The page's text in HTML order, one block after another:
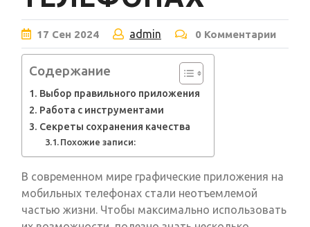
17 Сен 2024 admin 0 Комментарии
Содержание
Выбор правильного приложения
Работа с инструментами
Секреты сохранения качества
Похожие записи:
В современном мире графические приложения на
мобильных телефонах стали неотъемлемой
частью жизни. Чтобы максимально использовать